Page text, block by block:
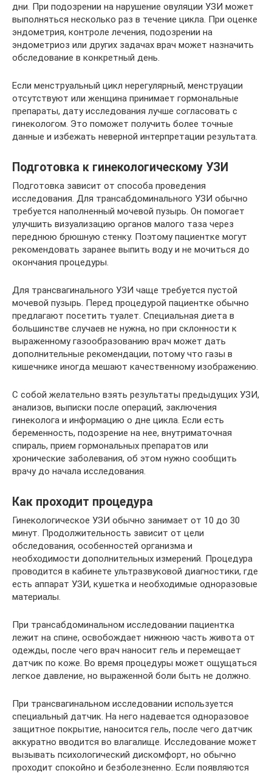
дни. При подозрении на нарушение овуляции УЗИ может
выполняться несколько раз в течение цикла. При оценке
эндометрия, контроле лечения, подозрении на
эндометриоз или других задачах врач может назначить
обследование в конкретный день.
Если менструальный цикл нерегулярный, менструации
отсутствуют или женщина принимает гормональные
препараты, дату исследования лучше согласовать с
гинекологом. Это поможет получить более точные
данные и избежать неверной интерпретации результата.
Подготовка к гинекологическому УЗИ
Подготовка зависит от способа проведения
исследования. Для трансабдоминального УЗИ обычно
требуется наполненный мочевой пузырь. Он помогает
улучшить визуализацию органов малого таза через
переднюю брюшную стенку. Поэтому пациентке могут
рекомендовать заранее выпить воду и не мочиться до
окончания процедуры.
Для трансвагинального УЗИ чаще требуется пустой
мочевой пузырь. Перед процедурой пациентке обычно
предлагают посетить туалет. Специальная диета в
большинстве случаев не нужна, но при склонности к
выраженному газообразованию врач может дать
дополнительные рекомендации, потому что газы в
кишечнике иногда мешают качественному изображению.
С собой желательно взять результаты предыдущих УЗИ,
анализов, выписки после операций, заключения
гинеколога и информацию о дне цикла. Если есть
беременность, подозрение на нее, внутриматочная
спираль, прием гормональных препаратов или
хронические заболевания, об этом нужно сообщить
врачу до начала исследования.
Как проходит процедура
Гинекологическое УЗИ обычно занимает от 10 до 30
минут. Продолжительность зависит от цели
обследования, особенностей организма и
необходимости дополнительных измерений. Процедура
проводится в кабинете ультразвуковой диагностики, где
есть аппарат УЗИ, кушетка и необходимые одноразовые
материалы.
При трансабдоминальном исследовании пациентка
лежит на спине, освобождает нижнюю часть живота от
одежды, после чего врач наносит гель и перемещает
датчик по коже. Во время процедуры может ощущаться
легкое давление, но выраженной боли быть не должно.
При трансвагинальном исследовании используется
специальный датчик. На него надевается одноразовое
защитное покрытие, наносится гель, после чего датчик
аккуратно вводится во влагалище. Исследование может
вызывать психологический дискомфорт, но обычно
проходит спокойно и безболезненно. Если появляются